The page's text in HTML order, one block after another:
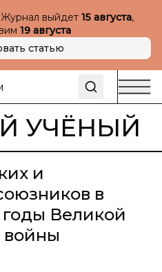
Журнал выйдет 15 августа,
19 августа
статью
УЧЁНЫЙ
и
в
годы Великой
войны